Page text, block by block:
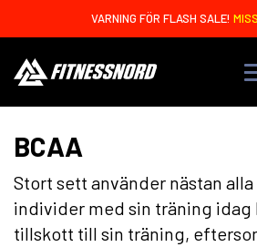
VARNING FÖR FLASH SALE!
BCAA
Stort sett använder nästan alla
individer med sin träning idag
tillskott till sin träning,